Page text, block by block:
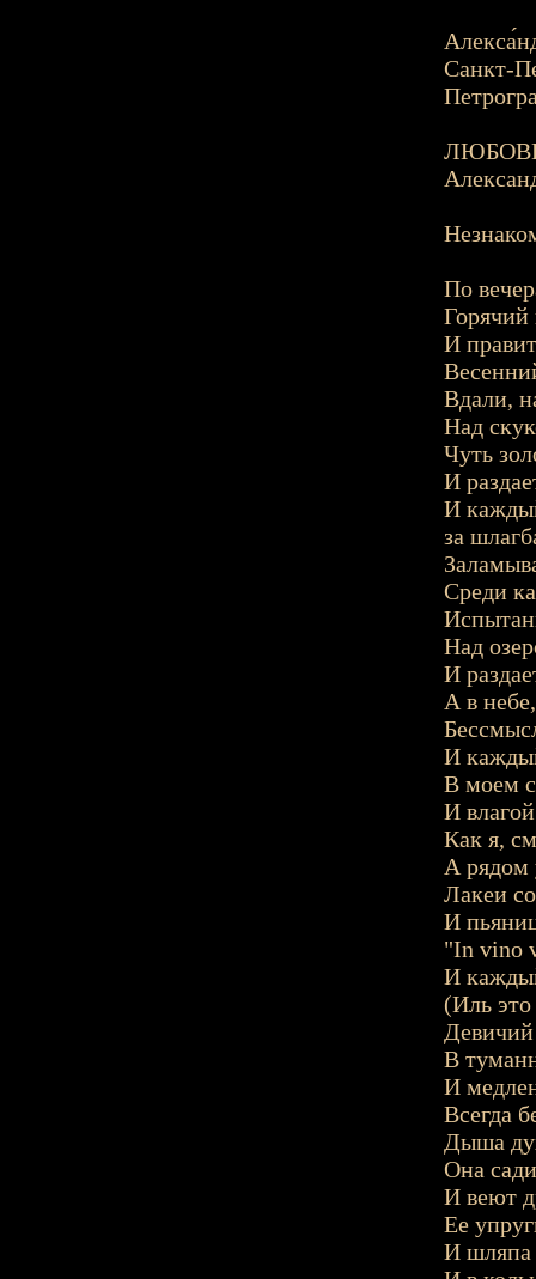
Санкт-
По
Горячий
И
Вдали,
Над
Чуть
И
И
за
Среди
Над
И
А в
И
В моем
И
Как я,
А рядом
Лакеи
И
"In vino
И
(Иль это
В
И
Всегда
Дыша
Она
И веют
Ее
И шляпа